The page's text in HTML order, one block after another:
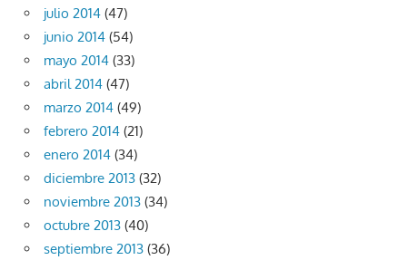
julio 2014 (47)
junio 2014 (54)
mayo 2014 (33)
abril 2014 (47)
marzo 2014 (49)
febrero 2014 (21)
enero 2014 (34)
diciembre 2013 (32)
noviembre 2013 (34)
octubre 2013 (40)
septiembre 2013 (36)